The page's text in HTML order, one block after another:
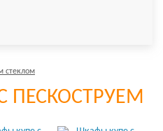
стеклом
ПЕСКОСТРУЕМ